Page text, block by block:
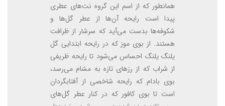
همانطور که از اسم این گروه نت‌های عطری
پیدا است رایحه آن‌ها از عطر گل‌ها و
شکوفه‌ها بدست می‌آید که سرشار از ظرافت
هستند. از بوی موز که در رایحه ابتدایی گل
یلنگ یلنگ احساس می‌شود تا رایحه ظریفی
از شراب که از رزهای تازه به مشام می‌رسد،
بوی بادام که رایحه شاخصی از آفتابگردان
است تا بوی کافور که در کنار عطر گل‌های